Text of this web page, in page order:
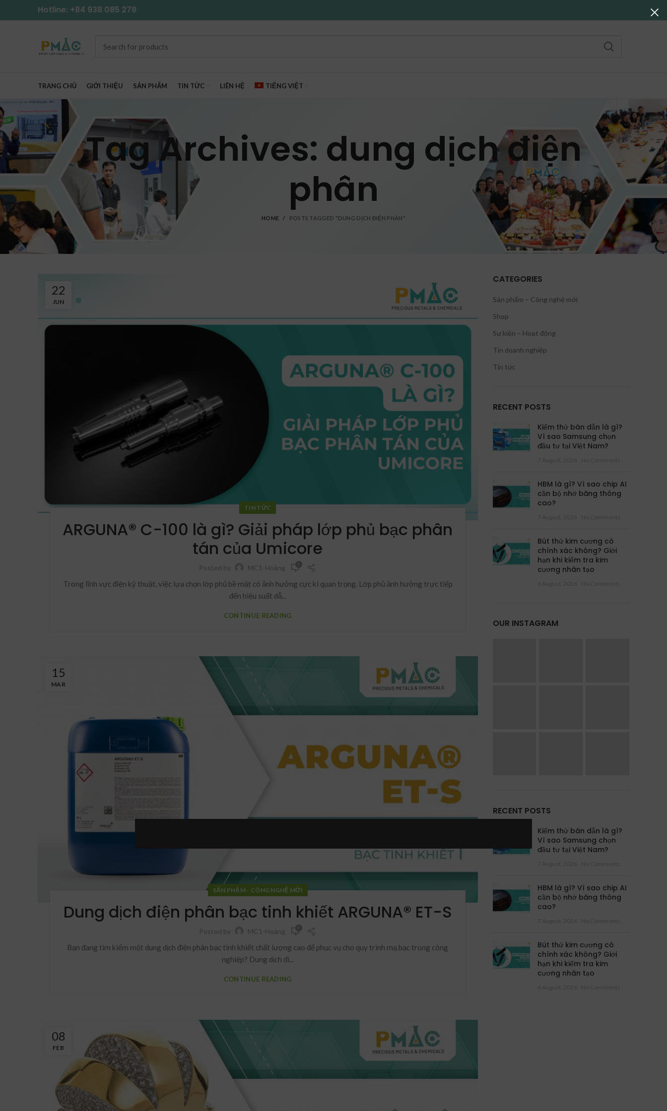
Hotline: +84 938 085 278
TRANG CHỦ GIỚI THIỆU SẢN PHẨM TIN TỨC LIÊN HỆ TIẾNG VIỆT
Tag Archives: dung dịch điện
phân
HOME POSTS TAGGED "DUNG DỊCH ĐIỆN PHÂN"
22
JUN
TIN TỨC
ARGUNA® C-100 là gì? Giải pháp lớp phủ bạc phân
tán của Umicore
Posted by MC1-Hoàng
Trong lĩnh vực điện kỹ thuật, việc lựa chọn lớp phủ bề mặt có ảnh hưởng cực kì quan trọng. Lớp phủ ảnh hưởng trực tiếp
đến hiệu suất dẫ...
CONTINUE READING
15
MAR
SẢN PHẨM - CÔNG NGHỆ MỚI
Dung dịch điện phân bạc tinh khiết ARGUNA® ET-S
Posted by MC1-Hoàng
Bạn đang tìm kiếm một dung dịch điện phân bạc tinh khiết chất lượng cao để phục vụ cho quy trình mạ bạc trong công
nghiệp? Dung dịch đi...
CONTINUE READING
08
FEB
CATEGORIES
Sản phẩm – Công nghệ mới
Shop
Sự kiện – Hoạt động
Tin doanh nghiệp
Tin tức
RECENT POSTS
Kiểm thử bán dẫn là gì?
Vì sao Samsung chọn
đầu tư tại Việt Nam?
HBM là gì? Vì sao chip AI
cần bộ nhớ băng thông
cao?
Bút thử kim cương có
chính xác không? Giới
hạn khi kiểm tra kim
cương nhân tạo
OUR INSTAGRAM
RECENT POSTS
Kiểm thử bán dẫn là gì?
Vì sao Samsung chọn
đầu tư tại Việt Nam?
HBM là gì? Vì sao chip AI
cần bộ nhớ băng thông
cao?
Bút thử kim cương có
chính xác không? Giới
hạn khi kiểm tra kim
cương nhân tạo